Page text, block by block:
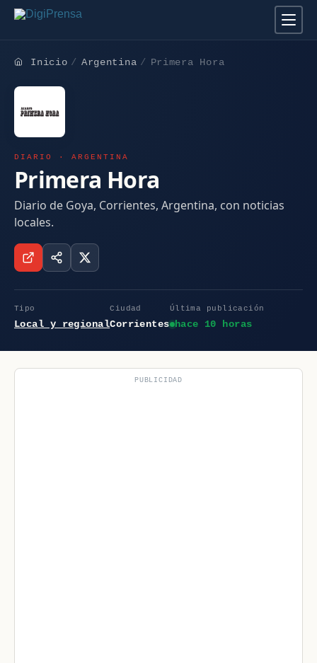
Inicio Argentina Primera Hora
DIARIO · ARGENTINA
Primera Hora
Diario de Goya, Corrientes, Argentina, con noticias
locales.
Tipo
Local y regional
Ciudad
Corrientes
Última publicación
hace 10 horas
PUBLICIDAD